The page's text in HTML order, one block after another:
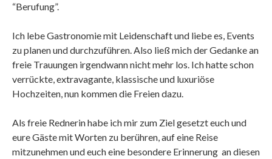
“Berufung”.
Ich lebe Gastronomie mit Leidenschaft und liebe es, Events
zu planen und durchzuführen. Also ließ mich der Gedanke an
freie Trauungen irgendwann nicht mehr los. Ich hatte schon
verrückte, extravagante, klassische und luxuriöse
Hochzeiten, nun kommen die Freien dazu.
Als freie Rednerin habe ich mir zum Ziel gesetzt euch und
eure Gäste mit Worten zu berühren, auf eine Reise
mitzunehmen und euch eine besondere Erinnerung an diesen